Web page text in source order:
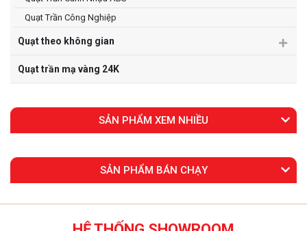
Quạt Trần Công Nghiệp
Quạt theo không gian
Quạt trần mạ vàng 24K
SẢN PHẨM XEM NHIỀU
SẢN PHẨM BÁN CHẠY